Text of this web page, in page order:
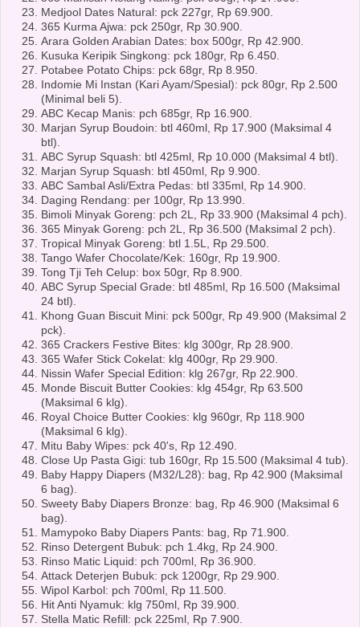
Medjool Dates Natural: pck 227gr, Rp 69.900.
365 Kurma Ajwa: pck 250gr, Rp 30.900.
Arara Golden Arabian Dates: box 500gr, Rp 42.900.
Kusuka Keripik Singkong: pck 180gr, Rp 6.450.
Potabee Potato Chips: pck 68gr, Rp 8.950.
Indomie Mi Instan (Kari Ayam/Spesial): pck 80gr, Rp 2.500
(Minimal beli 5).
ABC Kecap Manis: pch 685gr, Rp 16.900.
Marjan Syrup Boudoin: btl 460ml, Rp 17.900 (Maksimal 4
btl).
ABC Syrup Squash: btl 425ml, Rp 10.000 (Maksimal 4 btl).
Marjan Syrup Squash: btl 450ml, Rp 9.900.
ABC Sambal Asli/Extra Pedas: btl 335ml, Rp 14.900.
Daging Rendang: per 100gr, Rp 13.990.
Bimoli Minyak Goreng: pch 2L, Rp 33.900 (Maksimal 4 pch).
365 Minyak Goreng: pch 2L, Rp 36.500 (Maksimal 2 pch).
Tropical Minyak Goreng: btl 1.5L, Rp 29.500.
Tango Wafer Chocolate/Kek: 160gr, Rp 19.900.
Tong Tji Teh Celup: box 50gr, Rp 8.900.
ABC Syrup Special Grade: btl 485ml, Rp 16.500 (Maksimal
24 btl).
Khong Guan Biscuit Mini: pck 500gr, Rp 49.900 (Maksimal 2
pck).
365 Crackers Festive Bites: klg 300gr, Rp 28.900.
365 Wafer Stick Cokelat: klg 400gr, Rp 29.900.
Nissin Wafer Special Edition: klg 267gr, Rp 22.900.
Monde Biscuit Butter Cookies: klg 454gr, Rp 63.500
(Maksimal 6 klg).
Royal Choice Butter Cookies: klg 960gr, Rp 118.900
(Maksimal 6 klg).
Mitu Baby Wipes: pck 40's, Rp 12.490.
Close Up Pasta Gigi: tub 160gr, Rp 15.500 (Maksimal 4 tub).
Baby Happy Diapers (M32/L28): bag, Rp 42.900 (Maksimal
6 bag).
Sweety Baby Diapers Bronze: bag, Rp 46.900 (Maksimal 6
bag).
Mamypoko Baby Diapers Pants: bag, Rp 71.900.
Rinso Detergent Bubuk: pch 1.4kg, Rp 24.900.
Rinso Matic Liquid: pch 700ml, Rp 36.900.
Attack Deterjen Bubuk: pck 1200gr, Rp 29.900.
Wipol Karbol: pch 700ml, Rp 11.500.
Hit Anti Nyamuk: klg 750ml, Rp 39.900.
Stella Matic Refill: pck 225ml, Rp 7.900.